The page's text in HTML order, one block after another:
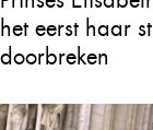
het eerst haar
doorbreken